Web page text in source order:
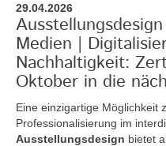
29.04.2026
Medien |
Nachhaltigkeit:
Oktober in die
Eine einzigartige Möglichkeit
Professionalisierung im
Ausstellungsdesign bietet